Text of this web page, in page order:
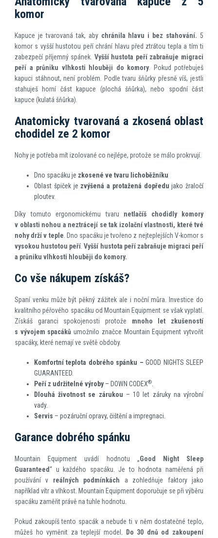
komor
Kapuce je tvarovaná tak, abychránila hlavu i bez stahování. 5
komor s vyšší hustotou peří chrání hlavu před ztrátou tepla a tím ti
zabezpečí příjemný spánek. Vyšší hustota peří zabraňuje migraci
peří a průniku vlhkosti hlouběji do komory. Pokud potřebuješ
kapuci stáhnout, není problém. Podle tvaru šňůrky přesně víš, jestli
stahuješ horní část kapuce (plochá šňůrka), nebo spodní část
kapuce (kulatá šňůrka).
Anatomicky tvarovaná a zkosená oblast
chodidel ze 2 komor
Nohy je potřeba mít izolované co nejlépe, protože se málo prokrvují.
Dno spacáku je zkosené ve tvaru lichoběžníku
Oblast špiček je zvýšená a protažená dopředu jako žraločí
ploutev.
Díky tomuto ergonomickému tvaru netlačíš chodidly komory
v oblasti nohou a neztrácejí se tak izolační vlastnosti, které tvé
nohy drží v teple . Dno spacáku je tvořeno z nejteplejších V-komor s
vysokou hustotou peří .Vyšší hustota peří zabraňuje migraci peří
a průniku vlhkosti hlouběji do komory.
Co vše nákupem získáš?
Spaní venku může být pěkný zážitek ale i noční můra. Investice do
kvalitního péřového spacáku od Mountain Equipment se však vyplatí.
Získáš garanci spokojenosti protože mnoho let zkušeností
s vývojem spacákůumožnilo značce Mountain Equipment vytvořit
spacáky, které nemají ve světě obdoby.
Komfortní teplota dobrého spánku –GOOD NIGHTS SLEEP
GUARANTEED.
Peří z udržitelné výroby– DOWN CODEX®
Dlouhá životnost se zárukou – 10 let záruky na výrobní
vady.
Servis – pozáruční opravy, čištění a impregnaci.
Garance dobrého spánku
Mountain Equipment uvádí hodnotu „Good Night Sleep
Guaranteed“ u každého spacáku. Je to hodnota naměřená při
používání v reálných podmínkách a zohledňuje faktory jako
například vítr a vlhkost. Mountain Equipment doporučuje se při výběru
spacáku zaměřit právě na tuhle hodnotu.
Pokud zakoupíš tento spacák a nebude ti v něm dostatečné teplo,
můžeš ho vyměnit za teplejší model. Do 30 dnů od zakoupení